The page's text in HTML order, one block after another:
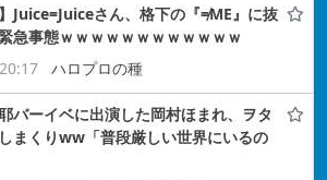
】Juice=Juiceさん、格下の『≠ME』に抜
急事態ｗｗｗｗｗｗｗｗｗｗｗｗ
ハロプロの種
バーイベに出演した岡村ほまれ、ヲタ
まくりww「普段厳しい世界にいるの